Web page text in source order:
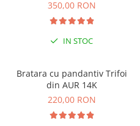
350,00 RON
IN STOC
Bratara cu pandantiv Trifoi
din AUR 14K
220,00 RON